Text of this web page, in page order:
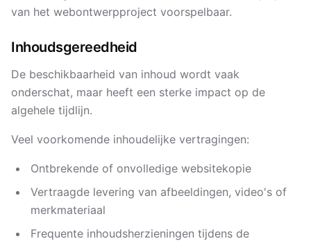
van het webontwerpproject voorspelbaar.
Inhoudsgereedheid
De beschikbaarheid van inhoud wordt vaak
onderschat, maar heeft een sterke impact op de
algehele tijdlijn.
Veel voorkomende inhoudelijke vertragingen:
Ontbrekende of onvolledige websitekopie
Vertraagde levering van afbeeldingen, video's of
merkmateriaal
Frequente inhoudsherzieningen tijdens de